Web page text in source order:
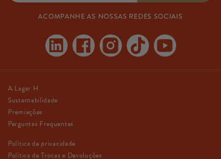
ACOMPANHE AS NOSSAS REDES SOCIAIS
LinkedinFacebookInstagramTikTok YouTube
A Lagar H
Sustentabilidade
Premiações
Perguntas Frequentes
Política de privacidade
Política de Trocas e Devoluções